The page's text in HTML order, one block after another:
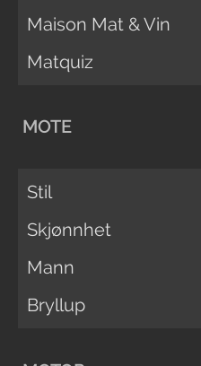
Maison Mat & Vin
Matquiz
MOTE
Stil
Skjønnhet
Mann
Bryllup